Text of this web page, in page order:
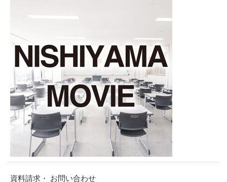
資料請求・ お問い合わせ